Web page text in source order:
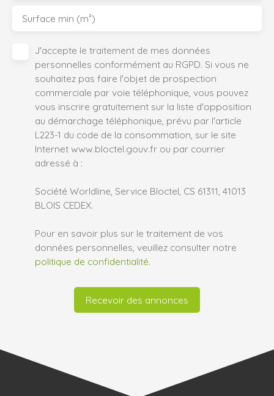
Surface min (m²)
J'accepte le traitement de mes données
personnelles conformément au RGPD. Si vous ne
souhaitez pas faire l'objet de prospection
commerciale par voie téléphonique, vous pouvez
vous inscrire gratuitement sur la liste d'opposition
au démarchage téléphonique, prévu par l'article
L223-1 du code de la consommation, sur le site
Internet www.bloctel.gouv.fr ou par courrier
adressé à :
Société Worldline, Service Bloctel, CS 61311, 41013
BLOIS CEDEX.
Pour en savoir plus sur le traitement de vos
données personnelles, veuillez consulter notre
politique de confidentialité.
Recevoir des annonces